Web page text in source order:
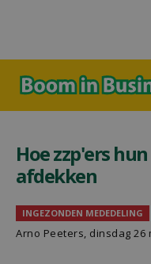
Hoe zzp'ers
afdekken
INGEZONDEN MEDEDELING
Arno Peeters, dinsdag 26